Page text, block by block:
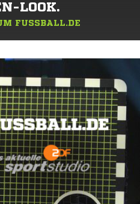
LOOK.
FUSSBALL.DE